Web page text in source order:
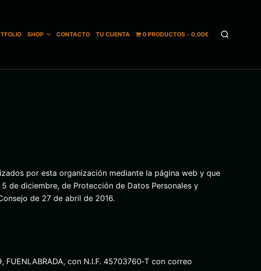
SHOP CONTACTO TU CUENTA 0 PRODUCTOS 0,00€
por esta organización mediante la página web y que
de diciembre, de Protección de Datos Personales y
de 27 de abril de 2016.
FUENLABRADA, con N.I.F. 45703760‐T con correo